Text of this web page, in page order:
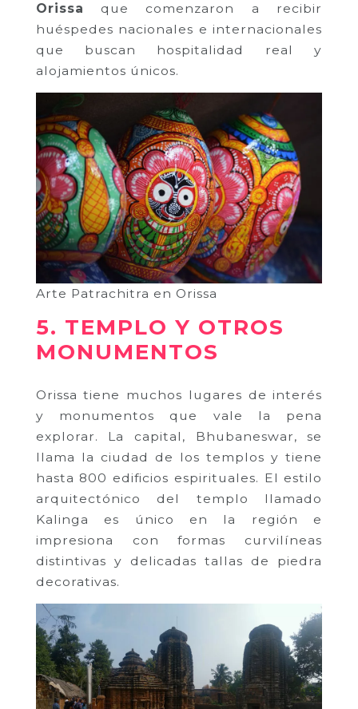
Orissa que comenzaron a recibir
huéspedes nacionales e internacionales
que buscan hospitalidad real y
alojamientos únicos.
Arte Patrachitra en Orissa
5. TEMPLO Y OTROS
MONUMENTOS
Orissa tiene muchos lugares de interés
y monumentos que vale la pena
explorar. La capital, Bhubaneswar, se
llama la ciudad de los templos y tiene
hasta 800 edificios espirituales. El estilo
arquitectónico del templo llamado
Kalinga es único en la región e
impresiona con formas curvilíneas
distintivas y delicadas tallas de piedra
decorativas.